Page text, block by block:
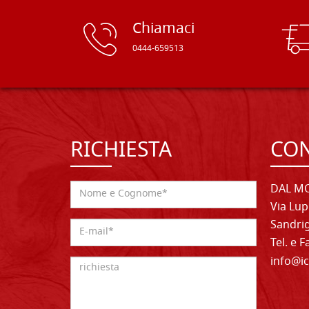
Chiamaci
0444-659513
RICHIESTA
DAL
Via
Tel. e